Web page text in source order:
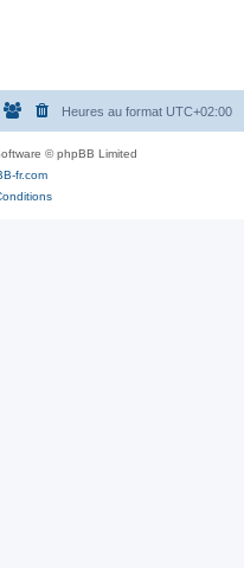
Heures au format UTC+02:00
© phpBB Limited
fr.com